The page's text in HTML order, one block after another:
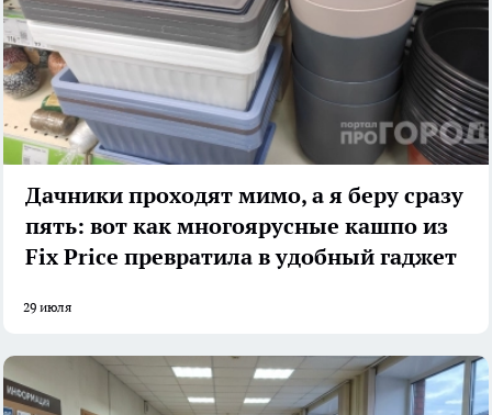
Дачники проходят мимо, а я беру сразу
пять: вот как многоярусные кашпо из
Fix Price превратила в удобный гаджет
29 июля